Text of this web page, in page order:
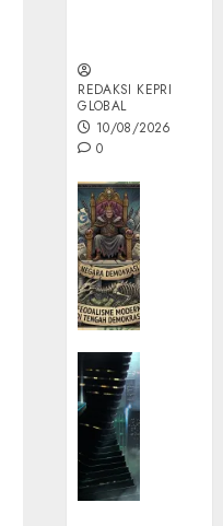
REDAKSI KEPRI
GLOBAL
10/08/2026
0